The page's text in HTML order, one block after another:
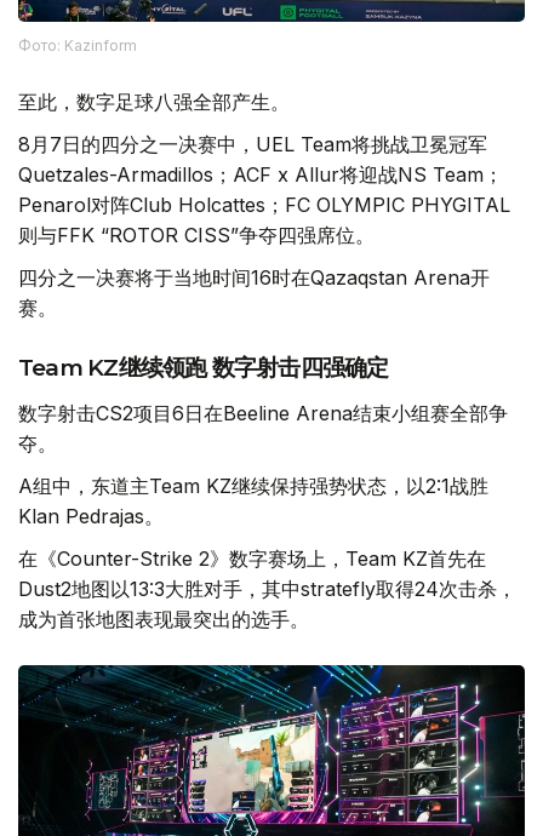
Фото: Kazinform
至此，数字足球八强全部产生。
8月7日的四分之一决赛中，UEL Team将挑战卫冕冠军
Quetzales-Armadillos；ACF x Allur将迎战NS Team；
Penarol对阵Club Holcattes；FC OLYMPIC PHYGITAL
则与FFK “ROTOR CISS”争夺四强席位。
四分之一决赛将于当地时间16时在Qazaqstan Arena开
赛。
Team KZ继续领跑 数字射击四强确定
数字射击CS2项目6日在Beeline Arena结束小组赛全部争
夺。
A组中，东道主Team KZ继续保持强势状态，以2:1战胜
Klan Pedrajas。
在《Counter-Strike 2》数字赛场上，Team KZ首先在
Dust2地图以13:3大胜对手，其中stratefly取得24次击杀，
成为首张地图表现最突出的选手。